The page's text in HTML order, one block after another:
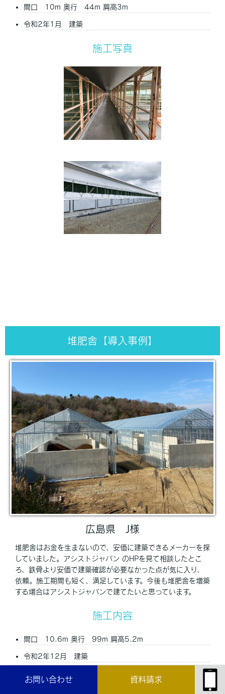
お問い合わせ 資料請求
間口 10m 奥行 44m 肩高3m
令和2年1月 建築
施工写真
堆肥舎【導入事例】
広島県 J様
堆肥舎はお金を生まないので、安価に建築できるメーカーを探
していました。アシストジャパン のHPを見て相談したとこ
ろ、鉄骨より安価で建築確認が必要なかった点が気に入り、
依頼。施工期間も短く、満足しています。今後も堆肥舎を増築
する場合はアシストジャパンで建てたいと思っています。
施工内容
間口 10.6m 奥行 99m 肩高5.2m
令和2年12月 建築
施工写真